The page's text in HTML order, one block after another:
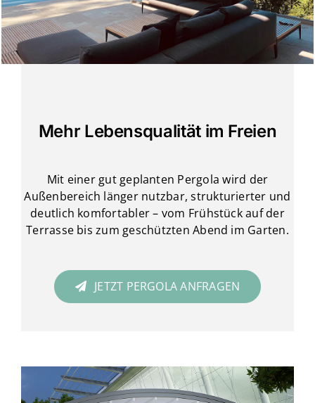
Mehr Lebensqualität im Freien
Mit einer gut geplanten Pergola wird der
Außenbereich länger nutzbar, strukturierter und
deutlich komfortabler – vom Frühstück auf der
Terrasse bis zum geschützten Abend im Garten.
JETZT PERGOLA ANFRAGEN